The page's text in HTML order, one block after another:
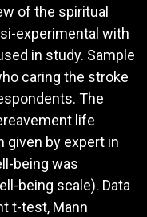
of the spiritual
experimental with
in study. Sample
caring the stroke
The
life
by expert in
being was
being scale). Data
t-test, Mann